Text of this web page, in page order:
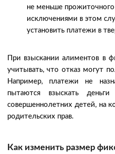
не меньше
исключениями в этом
установить платежи в
При взыскании алиментов в
учитывать, что отказ могут
Например, платежи не
пытаются взыскать
совершеннолетних детей, на
родительских прав.
Как изменить размер